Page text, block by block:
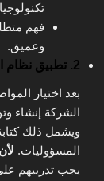
فهم
وعميق.
2. تطبيق نظام الإدارة وتأهيل الشركة داخليًا
بعد اختيار
الشركة إنشاء
ويشمل ذلك
المسؤوليات. لأن
يجب تدريبهم